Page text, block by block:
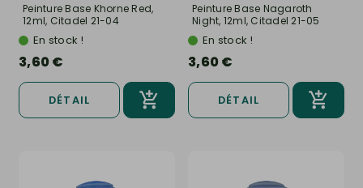
Peinture Base Khorne Red,
12ml, Citadel 21-04
En stock !
3,60 €
DÉTAIL
Peinture Base Nagaroth
Night, 12ml, Citadel 21-05
En stock !
3,60 €
DÉTAIL